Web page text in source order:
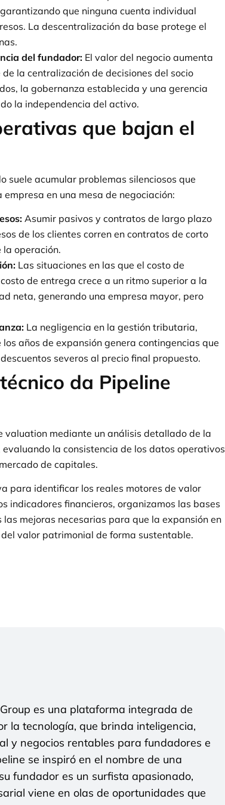
que ninguna cuenta individual
La descentralización da base protege el
del fundador: El valor del negocio aumenta
la centralización de decisiones del socio
la gobernanza establecida y una gerencia
la independencia del activo.
que bajan el
suele acumular problemas silenciosos que
en una mesa de negociación:
Asumir pasivos y contratos de largo plazo
de los clientes corren en contratos de corto
la operación.
Las situaciones en las que el costo de
de entrega crece a un ritmo superior a la
neta, generando una empresa mayor, pero
La negligencia en la gestión tributaria,
años de expansión genera contingencias que
severos al precio final propuesto.
da Pipeline
valuation mediante un análisis detallado de la
la consistencia de los datos operativos
de capitales.
para identificar los reales motores de valor
indicadores financieros, organizamos las bases
mejoras necesarias para que la expansión en
valor patrimonial de forma sustentable.
es una plataforma integrada de
la tecnología, que brinda inteligencia,
y negocios rentables para fundadores e
se inspiró en el nombre de una
fundador es un surfista apasionado,
viene en olas de oportunidades que